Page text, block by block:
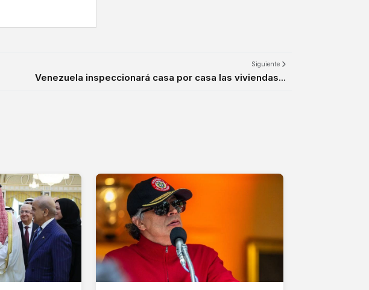
Siguiente
Venezuela inspeccionará casa por casa las viviendas...